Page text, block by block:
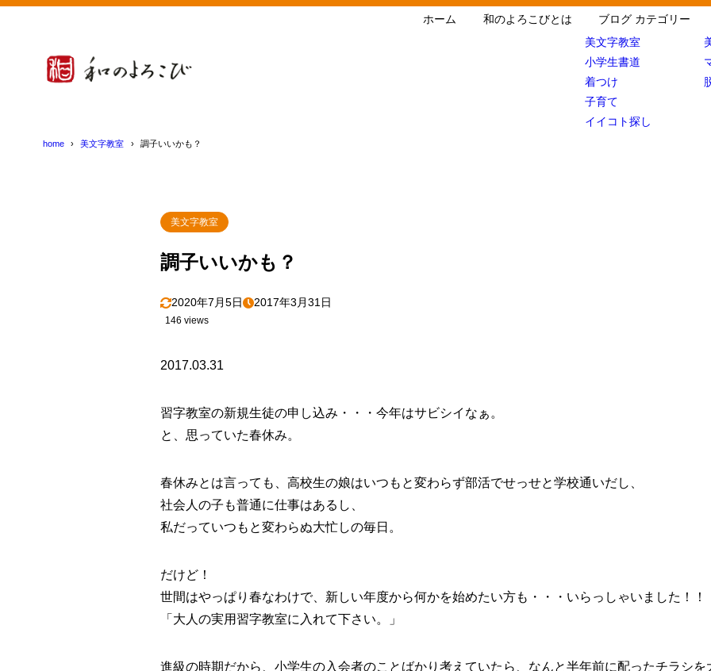
ホーム 和のよろこびとは
ブログ カテゴリー
美文字教室
小学生書道
着つけ
子育て
イイコト探し
home 美文字教室 調子いいかも？
美文字教室
調子いいかも？
2020年7月5日 2017年3月31日
146 views
2017.03.31
習字教室の新規生徒の申し込み・・・今年はサビシイなぁ。
と、思っていた春休み。
春休みとは言っても、高校生の娘はいつもと変わらず部活でせっせと学校通いだし、
社会人の子も普通に仕事はあるし、
私だっていつもと変わらぬ大忙しの毎日。
だけど！
世間はやっぱり春なわけで、新しい年度から何かを始めたい方も・・・いらっしゃいました！！
「大人の実用習字教室に入れて下さい。」
進級の時期だから、小学生の入会者のことばかり考えていたら、なんと半年前に配ったチラシ